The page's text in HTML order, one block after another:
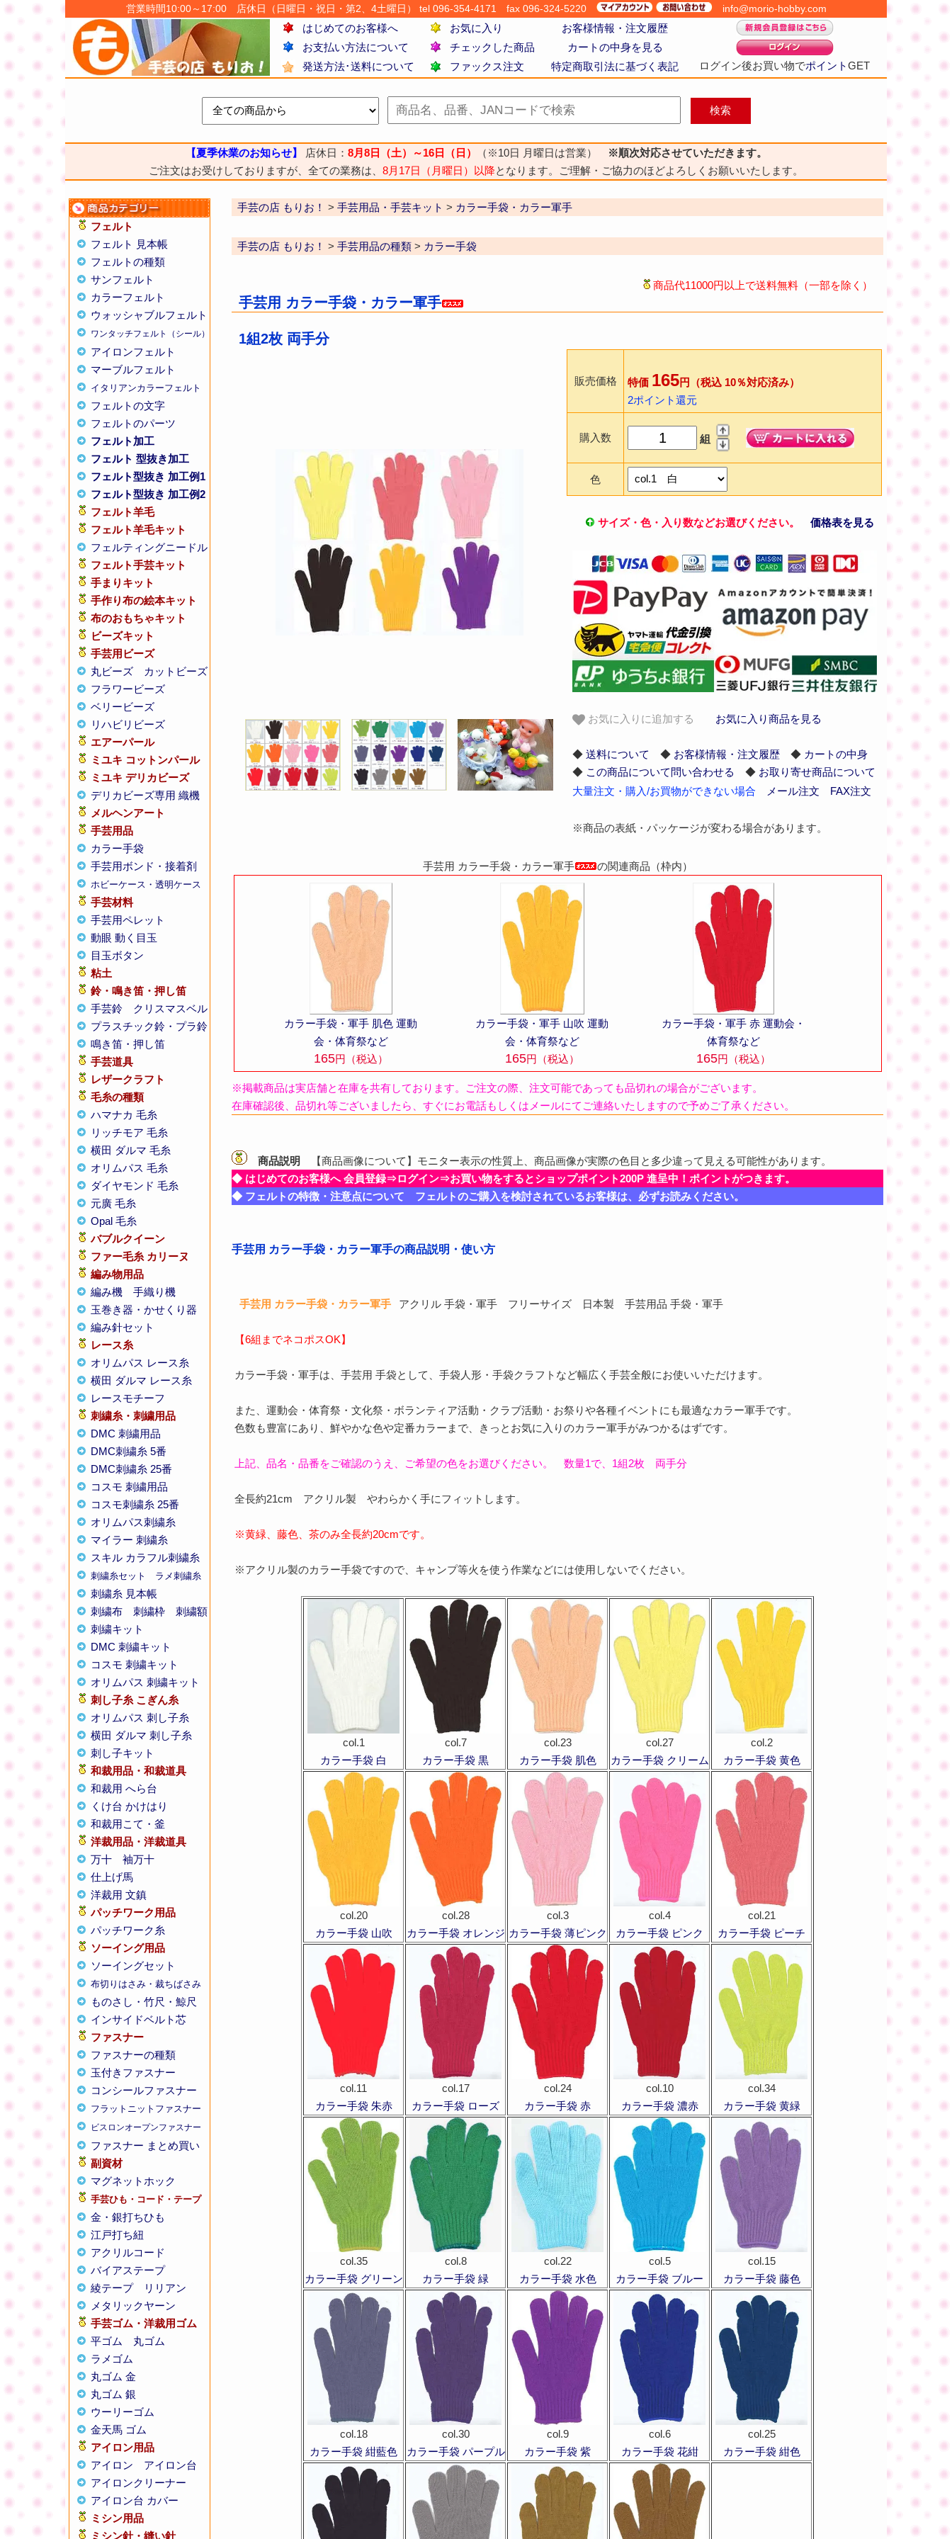
営業時間10:00～17:00 店休日（日曜日・祝日・第2、4土曜日） tel 096-354-4171 fax 096-324-5220 info@morio-hobby.com
はじめてのお客様へ お気に入り お客様情報・注文履歴
ログイン後お買い物でポイントGET
お支払い方法について チェックした商品
カートの中身を見る
発送方法･送料について
ファックス注文 特定商取引法に基づく表記
【夏季休業のお知らせ】 店休日： 8月8日（土）～16日（日） （※10日 月曜日は営業）
※順次対応させていただきます。
ご注文はお受けしておりますが、全ての業務は、 8月17日（月曜日）以降となります。ご理解・ご協力のほどよろしくお願いいたします。
フェルト
フェルト 見本帳
フェルトの種類
サンフェルト
カラーフェルト
ウォッシャブルフェルト
ワンタッチフェルト（シール）
アイロンフェルト
マーブルフェルト
イタリアンカラーフェルト
フェルトの文字
フェルトのパーツ
フェルト加工
フェルト 型抜き加工
フェルト型抜き 加工例1
フェルト型抜き 加工例2
フェルト羊毛
フェルト羊毛キット
フェルティングニードル
フェルト手芸キット
手まりキット
手作り布の絵本キット
布のおもちゃキット
ビーズキット
手芸用ビーズ
丸ビーズ
カットビーズ
フラワービーズ
ベリービーズ
リハビリビーズ
エアーパール
ミユキ コットンパール
ミユキ デリカビーズ
デリカビーズ専用 織機
メルヘンアート
手芸用品
カラー手袋
手芸用ボンド・接着剤
ホビーケース・透明ケース
手芸材料
手芸用ペレット
動眼 動く目玉
目玉ボタン
粘土
鈴・鳴き笛・押し笛
手芸鈴
クリスマスベル
プラスチック鈴・プラ鈴
鳴き笛・押し笛
手芸道具
レザークラフト
毛糸の種類
ハマナカ 毛糸
リッチモア 毛糸
横田 ダルマ 毛糸
オリムパス 毛糸
ダイヤモンド 毛糸
元廣 毛糸
Opal 毛糸
バブルクイーン
ファー毛糸 カリーヌ
編み物用品
編み機
手織り機
玉巻き器・かせくり器
編み針セット
レース糸
オリムパス レース糸
横田 ダルマ レース糸
レースモチーフ
刺繍糸・刺繍用品
DMC 刺繍用品
DMC刺繍糸 5番
DMC刺繍糸 25番
コスモ 刺繍用品
コスモ刺繍糸 25番
オリムパス刺繍糸
マイラー 刺繍糸
スキル カラフル刺繍糸
刺繍糸セット ラメ刺繍糸
刺繍糸 見本帳
刺繍布
刺繍枠
刺繍額
刺繍キット
DMC 刺繍キット
コスモ 刺繍キット
オリムパス 刺繍キット
刺し子糸 こぎん糸
オリムパス 刺し子糸
横田 ダルマ 刺し子糸
刺し子キット
和裁用品・和裁道具
和裁用 へら台
くけ台 かけはり
和裁用こて・釜
洋裁用品・洋裁道具
万十
袖万十
仕上げ馬
洋裁用 文鎮
パッチワーク用品
パッチワーク糸
ソーイング用品
ソーイングセット
布切りはさみ・裁ちばさみ
ものさし・竹尺・鯨尺
インサイドベルト芯
ファスナー
ファスナーの種類
玉付きファスナー
コンシールファスナー
フラットニットファスナー
ビスロンオープンファスナー
ファスナー まとめ買い
副資材
マグネットホック
手芸ひも・コード・テープ
金・銀打ちひも
江戸打ち紐
アクリルコード
バイアステープ
綾テープ
リリアン
メタリックヤーン
手芸ゴム・洋裁用ゴム
平ゴム
丸ゴム
ラメゴム
丸ゴム 金
丸ゴム 銀
ウーリーゴム
金天馬 ゴム
アイロン用品
アイロン
アイロン台
アイロンクリーナー
アイロン台 カバー
ミシン用品
ミシン針・縫い針
手芸の店 もりお！ > 手芸用品・手芸キット > カラー手袋・カラー軍手
手芸の店 もりお！ > 手芸用品の種類 > カラー手袋
商品代11000円以上で送料無料（一部を除く）
手芸用 カラー手袋・カラー軍手
1組2枚 両手分
販売価格 特価 165円（税込 10％対応済み）
2ポイント還元
購入数 組
色
サイズ・色・入り数などお選びください。 価格表を見る
お気に入りに追加する お気に入り商品を見る
◆ 送料について ◆ お客様情報・注文履歴◆ カートの中身
◆ この商品について問い合わせる ◆ お取り寄せ商品について
大量注文・購入/お買物ができない場合
メール注文 FAX注文
※商品の表紙・パッケージが変わる場合があります。
手芸用 カラー手袋・カラー軍手 の関連商品（枠内）
カラー手袋・軍手 肌色 運動
会・体育祭など
165円（税込）
カラー手袋・軍手 山吹 運動
会・体育祭など
165円（税込）
カラー手袋・軍手 赤 運動会・
体育祭など
165円（税込）
※掲載商品は実店舗と在庫を共有しております。ご注文の際、注文可能であっても品切れの場合がございます。
在庫確認後、品切れ等ございましたら、すぐにお電話もしくはメールにてご連絡いたしますので予めご了承ください。
商品説明
【商品画像について】モニター表示の性質上、商品画像が実際の色目と多少違って見える可能性があります。
◆ はじめてのお客様へ 会員登録⇒ログイン⇒お買い物をするとショップポイント200P 進呈中！ポイントがつきます。
◆ フェルトの特徴・注意点について フェルトのご購入を検討されているお客様は、必ずお読みください。
手芸用 カラー手袋・カラー軍手の商品説明・使い方
手芸用 カラー手袋・カラー軍手 アクリル 手袋・軍手 フリーサイズ 日本製 手芸用品 手袋・軍手
【6組までネコポスOK】
カラー手袋・軍手は、手芸用 手袋として、手袋人形・手袋クラフトなど幅広く手芸全般にお使いいただけます。
また、運動会・体育祭・文化祭・ボランティア活動・クラブ活動・お祭りや各種イベントにも最適なカラー軍手です。
色数も豊富にあり、鮮やかな色や定番カラーまで、きっとお気に入りのカラー軍手がみつかるはずです。
上記、品名・品番をご確認のうえ、ご希望の色をお選びください。 数量1で、1組2枚 両手分
全長約21cm アクリル製 やわらかく手にフィットします。
※黄緑、藤色、茶のみ全長約20cmです。
※アクリル製のカラー手袋ですので、キャンプ等火を使う作業などには使用しないでください。
col.1
カラー手袋 白
col.7
カラー手袋 黒
col.23
カラー手袋 肌色
col.27
カラー手袋 クリーム
col.2
カラー手袋 黄色
col.20
カラー手袋 山吹
col.28
カラー手袋 オレンジ
col.3
カラー手袋 薄ピンク
col.4
カラー手袋 ピンク
col.21
カラー手袋 ピーチ
col.11
カラー手袋 朱赤
col.17
カラー手袋 ローズ
col.24
カラー手袋 赤
col.10
カラー手袋 濃赤
col.34
カラー手袋 黄緑
col.35
カラー手袋 グリーン
col.8
カラー手袋 緑
col.22
カラー手袋 水色
col.5
カラー手袋 ブルー
col.15
カラー手袋 藤色
col.18
カラー手袋 紺藍色
col.30
カラー手袋 パープル
col.9
カラー手袋 紫
col.6
カラー手袋 花紺
col.25
カラー手袋 紺色